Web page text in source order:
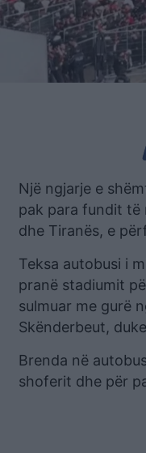
Një ngjarje e
pak para fundit të
dhe Tiranës, e
Teksa autobusi i
pranë stadiumit
sulmuar me gurë
Skënderbeut,
Brenda në
shoferit dhe për